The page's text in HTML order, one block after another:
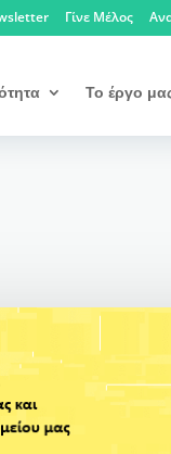
Γίνε Μέλος
Το έργο